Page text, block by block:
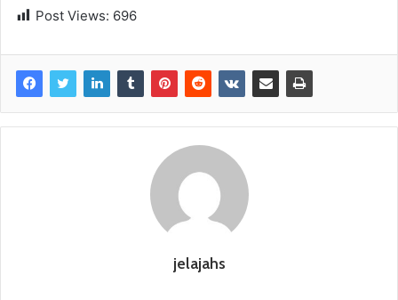
Post Views: 696
jelajahs